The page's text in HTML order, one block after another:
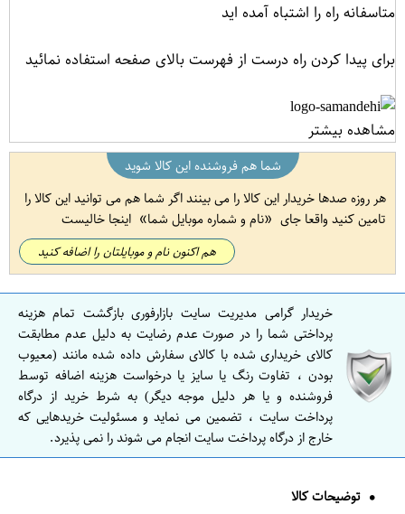
متاسفانه راه را اشتباه آمده اید
برای پیدا کردن راه درست از فهرست بالای صفحه استفاده نمائید
مشاهده بیشتر
شما هم فروشنده این کالا شوید
هر روزه صدها خریدار این کالا را می بینند اگر شما هم می توانید این کالا را
تامین کنید واقعا جای
نام و شماره موبایل شما اینجا خالیست
هم اکنون نام و موبایلتان را اضافه کنید
خریدار گرامی مدیریت سایت بازارفوری بازگشت تمام هزینه
پرداختی شما را در صورت عدم رضایت به دلیل عدم مطابقت
کالای خریداری شده با کالای سفارش داده شده مانند (معیوب
بودن ، تفاوت رنگ یا سایز یا درخواست هزینه اضافه توسط
فروشنده و یا هر دلیل موجه دیگر) به شرط خرید از درگاه
پرداخت سایت ، تضمین می نماید و مسئولیت خریدهایی که
خارج از درگاه پرداخت سایت انجام می شوند را نمی پذیرد.
توضیحات کالا